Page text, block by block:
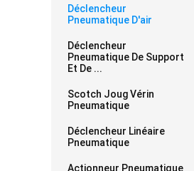
Déclencheur
Pneumatique D'air
Déclencheur
Pneumatique De Support
Et De ...
Scotch Joug Vérin
Pneumatique
Déclencheur Linéaire
Pneumatique
Actionneur Pneumatique